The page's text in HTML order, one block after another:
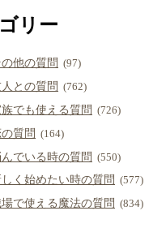
リー
他の質問 (97)
との質問 (762)
でも使える質問 (726)
質問 (164)
でいる時の質問 (550)
しく始めたい時の質問 (577)
で使える魔法の質問 (834)